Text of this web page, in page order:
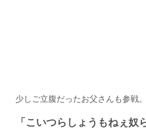
少しご立腹だったお父さんも参戦。
「こいつらしょうもねぇ奴